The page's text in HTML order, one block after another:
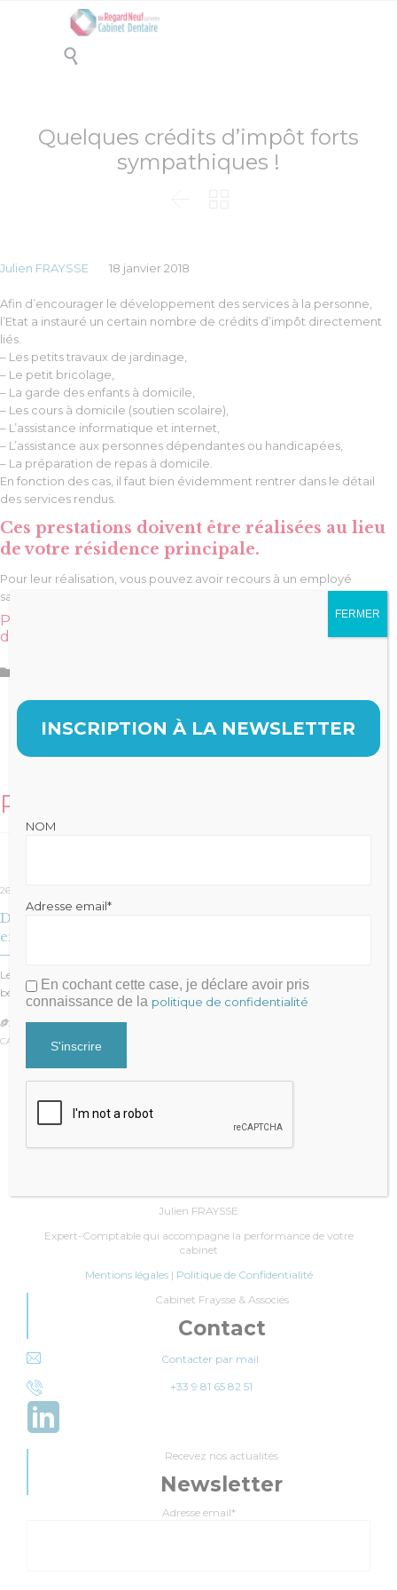

Quelques crédits d’impôt forts
sympathiques !
Julien FRAYSSE 18 janvier 2018
Afin d’encourager le développement des services à la personne,
l’Etat a instauré un certain nombre de crédits d’impôt directement
liés.
– Les petits travaux de jardinage,
– Le petit bricolage,
– La garde des enfants à domicile,
– Les cours à domicile (soutien scolaire),
– L’assistance informatique et internet,
– L’assistance aux personnes dépendantes ou handicapées,
– La préparation de repas à domicile.
En fonction des cas, il faut bien évidemment rentrer dans le détail
des services rendus.
Ces prestations doivent être réalisées au lieu
de votre résidence principale.
Pour leur réalisation, vous pouvez avoir recours à un employé
salarié, à une association, à une entreprise spécialisée.
Pensez à demander l’attestation pour pouvoir justifier
de la réalité et de l’exactitude de la dépense!

Related Stories
26 décembre 2017
Démembrement de parts de SCI : Partage du résultat
entre usufruitier et nu-propriétaire
Le démembrement de parts de SCI peut dans certains cas permettre de
bénéficier des avantages…
JULIEN FRAYSSE
CATÉGORIE :REVUE DE PRESSE
Julien FRAYSSE
Expert-Comptable qui accompagne la performance de votre
cabinet
Mentions légales| Politique de Confidentialité
Cabinet Fraysse & Associés
Contact
Contacter par mail
+33 9 81 65 82 51
Recevez nos actualités
Newsletter
Adresse email*
INSCRIPTION À LA NEWSLETTER
NOM
Adresse email*
En cochant cette case, je déclare avoir pris
connaissance de la politique de confidentialité
FERMER